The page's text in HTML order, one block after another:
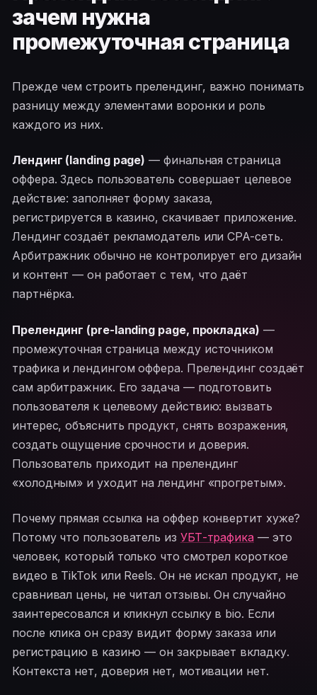
зачем нужна
промежуточная страница
Прежде чем строить прелендинг, важно понимать
разницу между элементами воронки и роль
каждого из них.
Лендинг (landing page) — финальная страница
оффера. Здесь пользователь совершает целевое
действие: заполняет форму заказа,
регистрируется в казино, скачивает приложение.
Лендинг создаёт рекламодатель или CPA-сеть.
Арбитражник обычно не контролирует его дизайн
и контент — он работает с тем, что даёт
партнёрка.
Прелендинг (pre-landing page, прокладка) —
промежуточная страница между источником
трафика и лендингом оффера. Прелендинг создаёт
сам арбитражник. Его задача — подготовить
пользователя к целевому действию: вызвать
интерес, объяснить продукт, снять возражения,
создать ощущение срочности и доверия.
Пользователь приходит на прелендинг
«холодным» и уходит на лендинг «прогретым».
Почему прямая ссылка на оффер конвертит хуже?
Потому что пользователь из УБТ-трафика— это
человек, который только что смотрел короткое
видео в TikTok или Reels. Он не искал продукт, не
сравнивал цены, не читал отзывы. Он случайно
заинтересовался и кликнул ссылку в bio. Если
после клика он сразу видит форму заказа или
регистрацию в казино — он закрывает вкладку.
Контекста нет, доверия нет, мотивации нет.